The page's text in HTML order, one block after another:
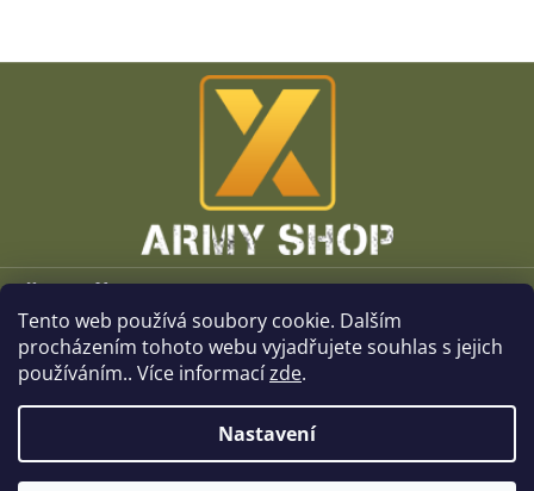
Tento web používá soubory cookie. Dalším
procházením tohoto webu vyjadřujete souhlas s jejich
používáním.. Více informacízde.
Nastavení
Z
Vše o nákupu
O společnosti
Kamenné prodejny
Kontakt